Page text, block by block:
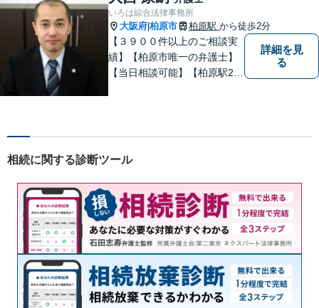
いろは綜合法律事務所
大阪府 柏原市 柏原駅 から徒歩2分
【３９００件以上のご相談実
績】【柏原市唯一の弁護士】
【当日相談可能】【柏原駅2
詳細を見
る
相続に関する診断ツール